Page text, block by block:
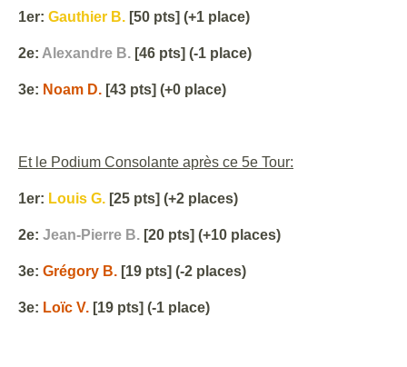
1er: Gauthier B. [50 pts] (+1 place)
2e: Alexandre B. [46 pts] (-1 place)
3e: Noam D. [43 pts] (+0 place)
Et le Podium Consolante après ce 5e Tour:
1er: Louis G. [25 pts] (+2 places)
2e: Jean-Pierre B. [20 pts] (+10 places)
3e: Grégory B. [19 pts] (-2 places)
3e: Loïc V. [19 pts] (-1 place)